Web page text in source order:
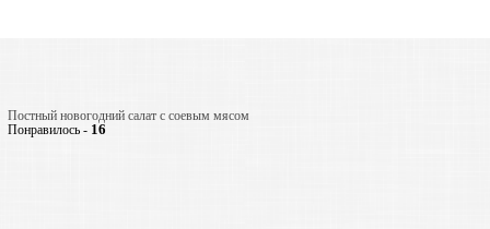
Постный новогодний салат с соевым мясом
Понравилось - 16